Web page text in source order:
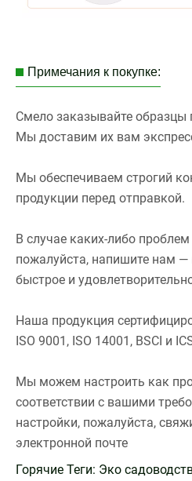
Примечания к покупке:
Смело заказывайте
Мы доставим их вам
Мы обеспечиваем строгий
продукции перед отправкой.
В случае каких-либо
пожалуйста, напишите нам
быстрое и
Наша продукция
ISO 9001, ISO 14001, BSCI и
Мы можем настроить как
соответствии с вашими
настройки, пожалуйста,
электронной почте
Горячие Теги: Эко